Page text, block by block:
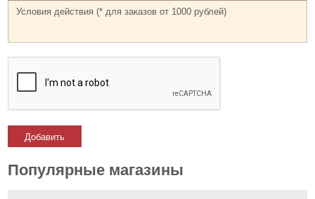
Добавить
Популярные магазины